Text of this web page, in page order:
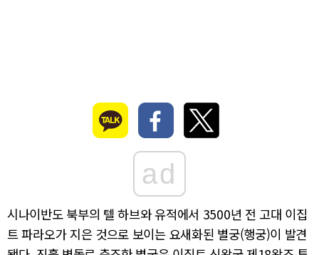
ad
시나이반도 북부의 텔 하브와 유적에서 3500년 전 고대 이집
트 파라오가 지은 것으로 보이는 요새화된 별궁(행궁)이 발견